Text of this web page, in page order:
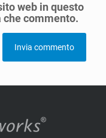
web in questo
che commento.